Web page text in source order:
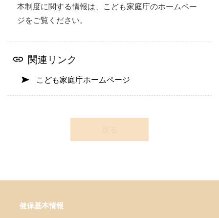
本制度に関する情報は、こども家庭庁のホームペー
ジをご覧ください。
関連リンク
こども家庭庁ホームページ
健保基本情報